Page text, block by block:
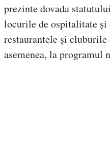
prezinte dovada
locurile de ospitalitate
restaurantele și cluburile
asemenea, la programul